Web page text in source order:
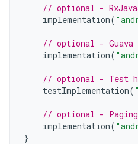
// optional -
implementation(
// optional - Guava
implementation(
// optional - Test
testImplementation(
// optional -
implementation(
}